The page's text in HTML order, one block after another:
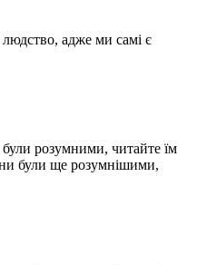
адже ми самі є
розумними, читайте їм
були ще розумнішими,